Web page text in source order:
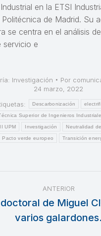
en la ETSI
Politécnica de Madrid. Su
se centra en el análisis
servicio e
Investigación Por
24 marzo, 2022
Descarbonización
Superior de Ingenieros
UPM Investigación Neutralidad
Pacto verde europeo Transición
ANTERIOR
Publicación
anterior:
de Miguel
varios galardones.